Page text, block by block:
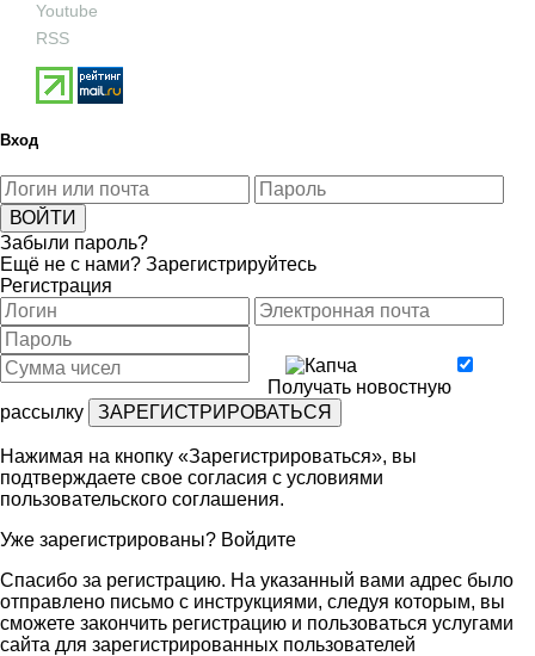
Youtube
RSS
Вход
Забыли пароль?
Ещё не с нами? Зарегистрируйтесь
Регистрация
Получать новостную
рассылку
Нажимая на кнопку «Зарегистрироваться», вы
подтверждаете свое согласия с условиями
пользовательского соглашения.
Уже зарегистрированы? Войдите
Спасибо за регистрацию. На указанный вами адрес было
отправлено письмо с инструкциями, следуя которым, вы
сможете закончить регистрацию и пользоваться услугами
сайта для зарегистрированных пользователей